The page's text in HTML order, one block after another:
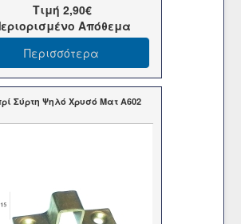
Τιμή 2,90€
Απόθεμα
Περισσότερα
Σύρτη Ψηλό Χρυσό Ματ Α602